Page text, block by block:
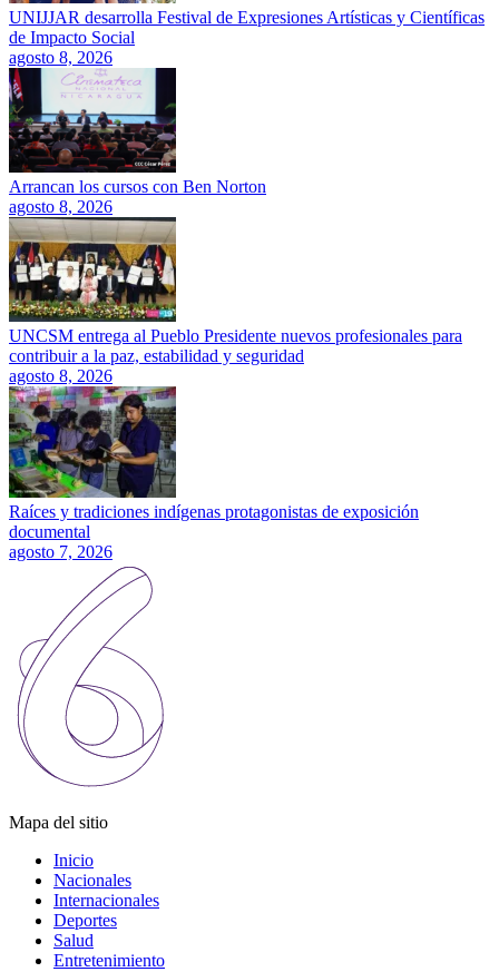
UNIJJAR desarrolla Festival de Expresiones Artísticas y Científicas
de Impacto Social
agosto 8, 2026
Arrancan los cursos con Ben Norton
agosto 8, 2026
UNCSM entrega al Pueblo Presidente nuevos profesionales para
contribuir a la paz, estabilidad y seguridad
agosto 8, 2026
Raíces y tradiciones indígenas protagonistas de exposición
documental
agosto 7, 2026
Mapa del sitio
Inicio
Nacionales
Internacionales
Deportes
Salud
Entretenimiento